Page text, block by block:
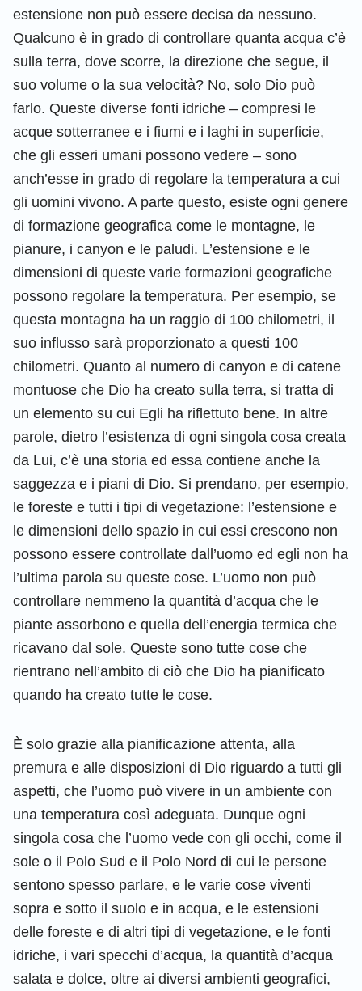
estensione non può essere decisa da nessuno.
Qualcuno è in grado di controllare quanta acqua c’è
sulla terra, dove scorre, la direzione che segue, il
suo volume o la sua velocità? No, solo Dio può
farlo. Queste diverse fonti idriche – compresi le
acque sotterranee e i fiumi e i laghi in superficie,
che gli esseri umani possono vedere – sono
anch’esse in grado di regolare la temperatura a cui
gli uomini vivono. A parte questo, esiste ogni genere
di formazione geografica come le montagne, le
pianure, i canyon e le paludi. L’estensione e le
dimensioni di queste varie formazioni geografiche
possono regolare la temperatura. Per esempio, se
questa montagna ha un raggio di 100 chilometri, il
suo influsso sarà proporzionato a questi 100
chilometri. Quanto al numero di canyon e di catene
montuose che Dio ha creato sulla terra, si tratta di
un elemento su cui Egli ha riflettuto bene. In altre
parole, dietro l’esistenza di ogni singola cosa creata
da Lui, c’è una storia ed essa contiene anche la
saggezza e i piani di Dio. Si prendano, per esempio,
le foreste e tutti i tipi di vegetazione: l’estensione e
le dimensioni dello spazio in cui essi crescono non
possono essere controllate dall’uomo ed egli non ha
l’ultima parola su queste cose. L’uomo non può
controllare nemmeno la quantità d’acqua che le
piante assorbono e quella dell’energia termica che
ricavano dal sole. Queste sono tutte cose che
rientrano nell’ambito di ciò che Dio ha pianificato
quando ha creato tutte le cose.
È solo grazie alla pianificazione attenta, alla
premura e alle disposizioni di Dio riguardo a tutti gli
aspetti, che l’uomo può vivere in un ambiente con
una temperatura così adeguata. Dunque ogni
singola cosa che l’uomo vede con gli occhi, come il
sole o il Polo Sud e il Polo Nord di cui le persone
sentono spesso parlare, e le varie cose viventi
sopra e sotto il suolo e in acqua, e le estensioni
delle foreste e di altri tipi di vegetazione, e le fonti
idriche, i vari specchi d’acqua, la quantità d’acqua
salata e dolce, oltre ai diversi ambienti geografici,